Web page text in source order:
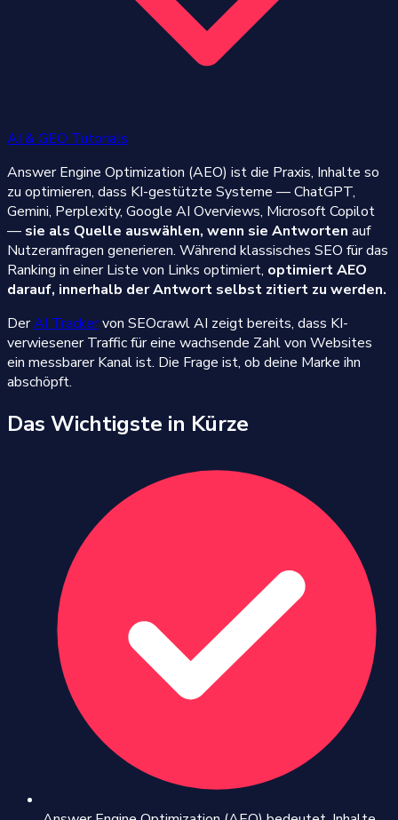
AI & GEO Tutorials
Answer Engine Optimization (AEO) ist die Praxis, Inhalte so
zu optimieren, dass KI-gestützte Systeme — ChatGPT,
Gemini, Perplexity, Google AI Overviews, Microsoft Copilot
— sie als Quelle auswählen, wenn sie Antworten auf
Nutzeranfragen generieren. Während klassisches SEO für das
Ranking in einer Liste von Links optimiert, optimiert AEO
darauf, innerhalb der Antwort selbst zitiert zu werden.
DerAI Trackervon SEOcrawl AI zeigt bereits, dass KI-
verwiesener Traffic für eine wachsende Zahl von Websites
ein messbarer Kanal ist. Die Frage ist, ob deine Marke ihn
abschöpft.
Das Wichtigste in Kürze